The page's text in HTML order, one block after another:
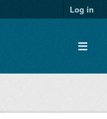
Log in